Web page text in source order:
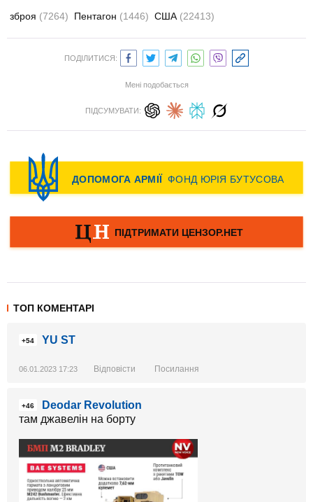
зброя (7264) Пентагон (1446) США (22413)
ПОДІЛИТИСЯ:
Мені подобається
ПІДСУМУВАТИ:
ТОП КОМЕНТАРІ
+54 YU ST
06.01.2023 17:23 Відповісти Посилання
+46
Deodar Revolution
там джавелін на борту